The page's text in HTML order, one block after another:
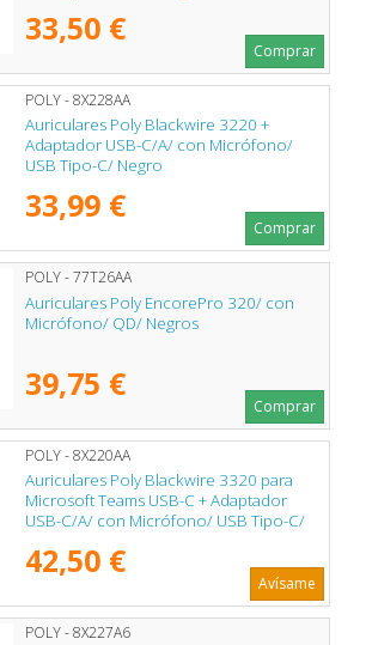
33,50 €
Comprar
POLY - 8X228AA
Auriculares Poly Blackwire 3220 +
Adaptador USB-C/A/ con Micrófono/
USB Tipo-C/ Negro
33,99 €
Comprar
POLY - 77T26AA
Auriculares Poly EncorePro 320/ con
Micrófono/ QD/ Negros
39,75 €
Comprar
POLY - 8X220AA
Auriculares Poly Blackwire 3320 para
Microsoft Teams USB-C + Adaptador
USB-C/A/ con Micrófono/ USB Tipo-C/
42,50 €
Avísame
POLY - 8X227A6